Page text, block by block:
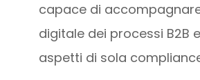
capace di
digitale dei processi B2B
aspetti di sola